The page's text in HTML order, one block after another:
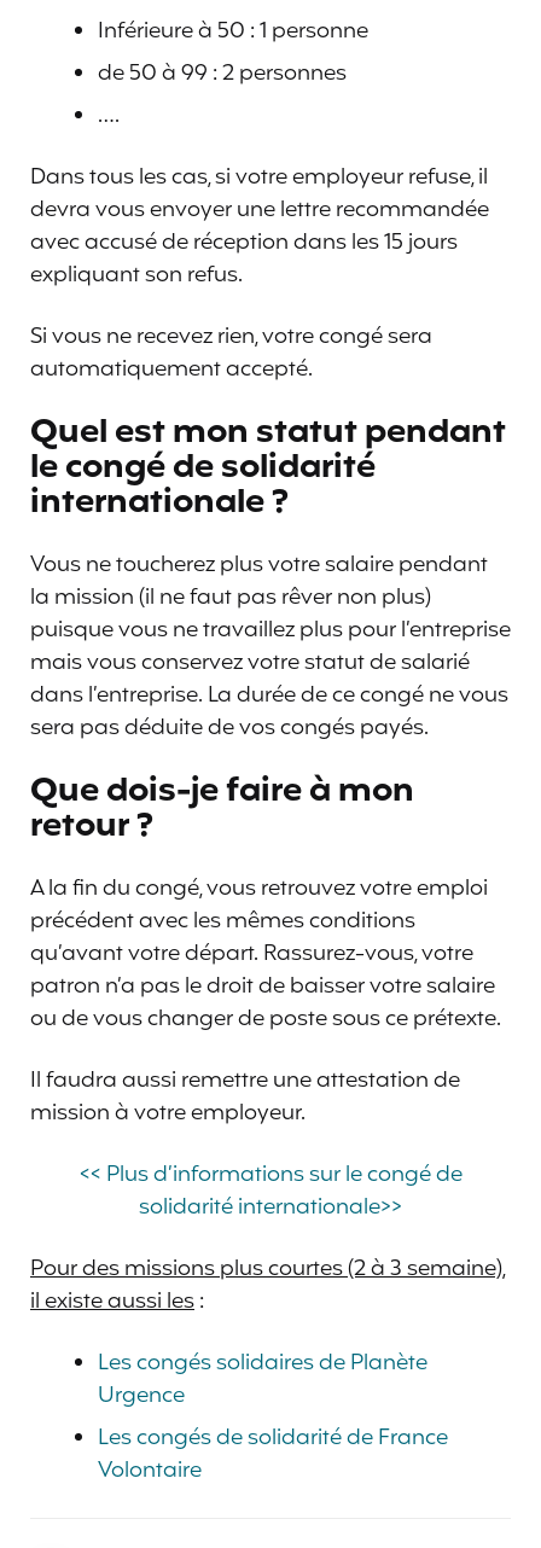
Inférieure à 50 : 1 personne
de 50 à 99 : 2 personnes
….
Dans tous les cas, si votre employeur refuse, il
devra vous envoyer une lettre recommandée
avec accusé de réception dans les 15 jours
expliquant son refus.
Si vous ne recevez rien, votre congé sera
automatiquement accepté.
Quel est mon statut pendant
le congé de solidarité
internationale ?
Vous ne toucherez plus votre salaire pendant
la mission (il ne faut pas rêver non plus)
puisque vous ne travaillez plus pour l’entreprise
mais vous conservez votre statut de salarié
dans l’entreprise. La durée de ce congé ne vous
sera pas déduite de vos congés payés.
Que dois-je faire à mon
retour ?
A la fin du congé, vous retrouvez votre emploi
précédent avec les mêmes conditions
qu’avant votre départ. Rassurez-vous, votre
patron n’a pas le droit de baisser votre salaire
ou de vous changer de poste sous ce prétexte.
Il faudra aussi remettre une attestation de
mission à votre employeur.
<< Plus d’informations sur le congé de
solidarité internationale>>
Pour des missions plus courtes (2 à 3 semaine),
il existe aussi les:
Les congés solidaires de Planète
Urgence
Les congés de solidarité de France
Volontaire